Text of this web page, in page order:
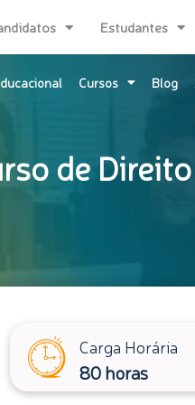
Estudantes
Cursos Blog
de
Carga Horária
80 horas